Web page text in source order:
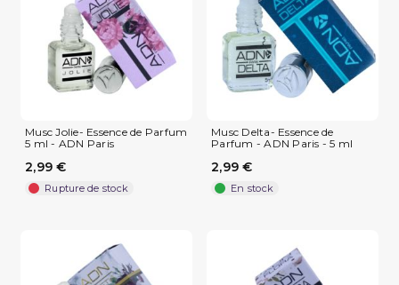
Musc Jolie- Essence de Parfum
5 ml - ADN Paris
2,99 €
Rupture de stock
Musc Delta- Essence de
Parfum - ADN Paris - 5 ml
2,99 €
En stock